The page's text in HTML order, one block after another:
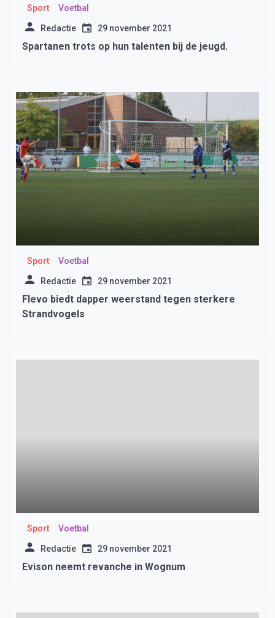
Sport Voetbal
Redactie 29 november 2021
Spartanen trots op hun talenten bij de jeugd.
Sport Voetbal
Redactie 29 november 2021
Flevo biedt dapper weerstand tegen sterkere
Strandvogels
Sport Voetbal
Redactie 29 november 2021
Evison neemt revanche in Wognum